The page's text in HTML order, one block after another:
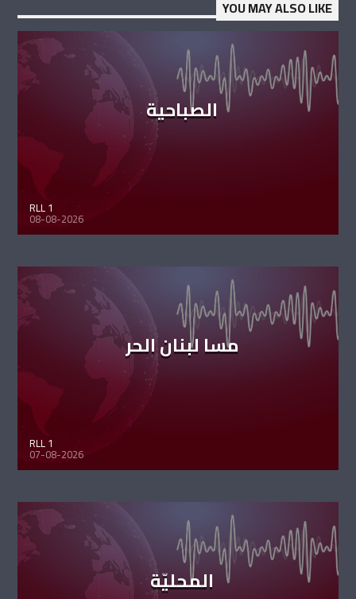
YOU MAY ALSO LIKE
الصباحية
RLL 1
08-08-2026
مسا لبنان الحر
RLL 1
07-08-2026
المحليّة